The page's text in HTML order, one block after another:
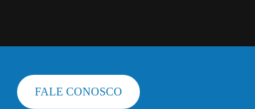
FALE CONOSCO